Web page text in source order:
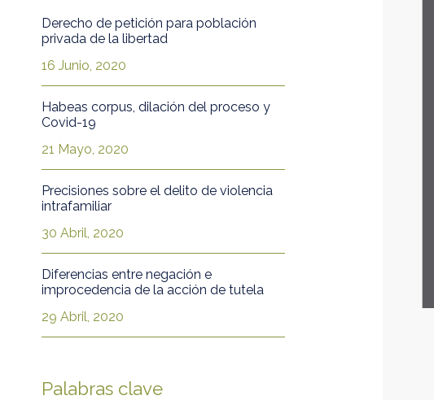
Derecho de petición para población
privada de la libertad
16 Junio, 2020
Habeas corpus, dilación del proceso y
Covid-19
21 Mayo, 2020
Precisiones sobre el delito de violencia
intrafamiliar
30 Abril, 2020
Diferencias entre negación e
improcedencia de la acción de tutela
29 Abril, 2020
Palabras clave